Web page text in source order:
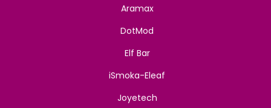
Aramax
DotMod
Elf Bar
iSmoka-Eleaf
Joyetech